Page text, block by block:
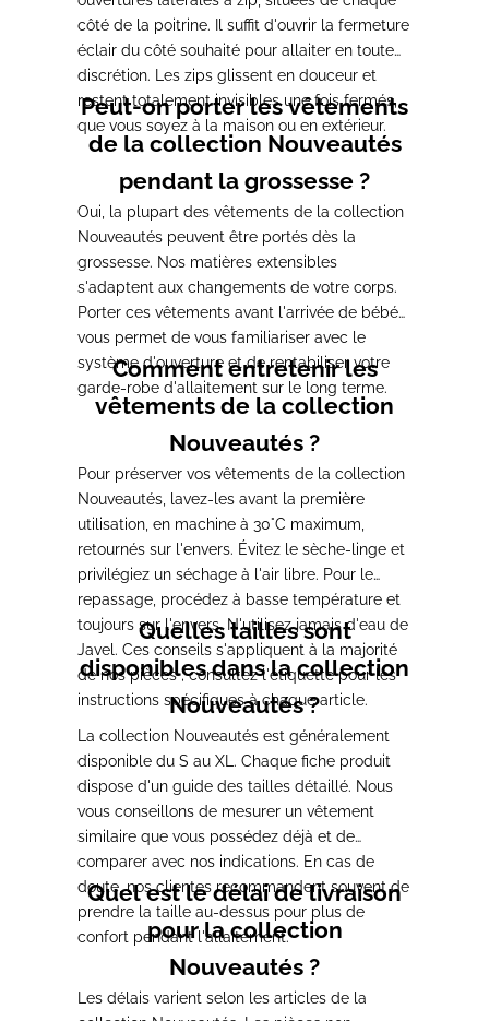
côté de la poitrine. Il suffit d'ouvrir la fermeture
éclair du côté souhaité pour allaiter en toute
discrétion. Les zips glissent en douceur et
restent totalement invisibles une fois fermés,
que vous soyez à la maison ou en extérieur.
Peut-on porter les vêtements
de la collection Nouveautés
pendant la grossesse ?
Oui, la plupart des vêtements de la collection
Nouveautés peuvent être portés dès la
grossesse. Nos matières extensibles
s'adaptent aux changements de votre corps.
Porter ces vêtements avant l'arrivée de bébé
vous permet de vous familiariser avec le
système d'ouverture et de rentabiliser votre
garde-robe d'allaitement sur le long terme.
Comment entretenir les
vêtements de la collection
Nouveautés ?
Pour préserver vos vêtements de la collection
Nouveautés, lavez-les avant la première
utilisation, en machine à 30°C maximum,
retournés sur l'envers. Évitez le sèche-linge et
privilégiez un séchage à l'air libre. Pour le
repassage, procédez à basse température et
toujours sur l'envers. N'utilisez jamais d'eau de
Javel. Ces conseils s'appliquent à la majorité
de nos pièces ; consultez l'étiquette pour les
instructions spécifiques à chaque article.
Quelles tailles sont
disponibles dans la collection
Nouveautés ?
La collection Nouveautés est généralement
disponible du S au XL. Chaque fiche produit
dispose d'un guide des tailles détaillé. Nous
vous conseillons de mesurer un vêtement
similaire que vous possédez déjà et de
comparer avec nos indications. En cas de
doute, nos clientes recommandent souvent de
prendre la taille au-dessus pour plus de
confort pendant l'allaitement.
Quel est le délai de livraison
pour la collection
Nouveautés ?
Les délais varient selon les articles de la